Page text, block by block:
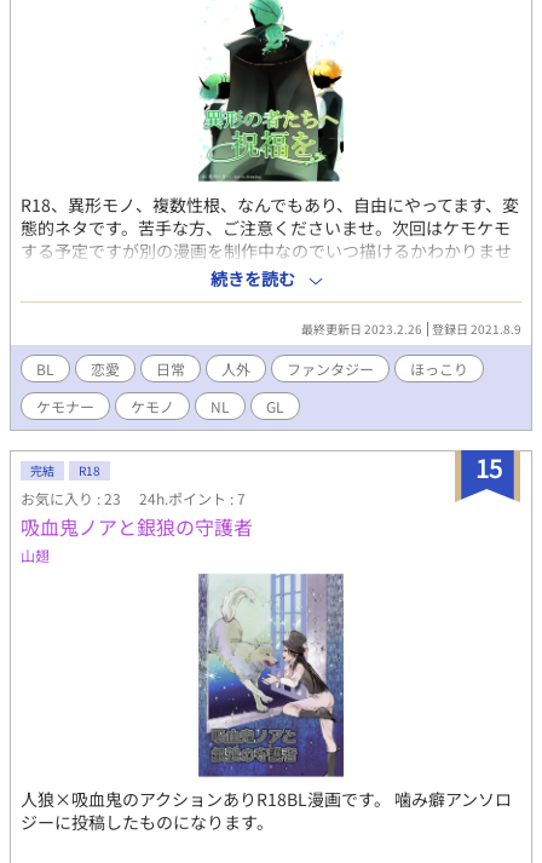
R18、異形モノ、複数性根、なんでもあり、自由にやってます、変
態的ネタです。苦手な方、ご注意くださいませ。次回はケモケモ
する予定ですが別の漫画を制作中なのでいつ描けるかわかりませ
ん。別件絵、マンガの気分転換で描いております。【追記】なん
だか最近同時並行でこちら描いています、意味がわかりません。
この漫画、思った以上に作画量多くて、私の中で「作画量の暴
力」という名前で通っていますよろしくお願いいたします。
続きを読む
最終更新日 2023.2.26 登録日 2021.8.9
BL 恋愛 日常 人外 ファンタジー
ほっこり
ケモナー
ケモノ NL GL
15
完結 R18
お気に入り : 23 24h.ポイント : 7
吸血鬼ノアと銀狼の守護者
山翅
人狼×吸血鬼のアクションありR18BL漫画です。 噛み癖アンソロ
ジーに投稿したものになります。